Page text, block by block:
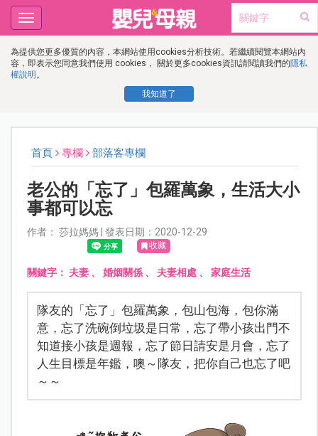
為提供您更多優質的內容，本網站使用cookies分析技術。若繼續閱覽本網站內
容，即表示您同意我們使用 cookies， 關於更多cookies資訊請閱讀我們的隱私
權說明 。
我知道了
Toggle
navigation
首頁 專欄 部落客專欄
老公的「忘了」包羅萬象，生活大小
事都可以忘
作者： 莎拉媽媽 | 發表日期：2020-12-29
收藏
關鍵字： 夫妻、 婚姻關係、 夫妻相處、 家庭生活
隊友的「忘了」包羅萬象，包山包海，包你滿
意，忘了洗碗倒垃圾是日常，忘了帶小孩出門不
知道接小孩是週報，忘了節日請安是月會，忘了
人生目標是年鑑，噢～隊友，把你自己也忘了吧
～～